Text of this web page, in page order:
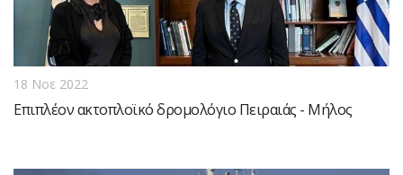
18 Νοε 2022
Επιπλέον ακτοπλοϊκό δρομολόγιο Πειραιάς - Μήλος